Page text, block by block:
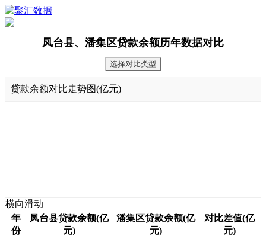
凤台县、潘集区贷款余额历年数据对比
选择对比类型
贷款余额对比走势图(亿元)
横向滑动
年
份
凤台县贷款余额(亿
元)
潘集区贷款余额(亿
元)
对比差值(亿
元)